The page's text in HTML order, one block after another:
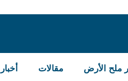
ملح الأرض مقالات